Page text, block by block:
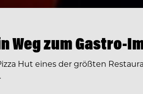
Weg zum
Hut eines der größten